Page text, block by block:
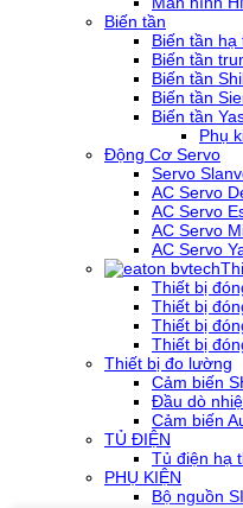
Biến tần
Biến tần hạ
Biến tần
Biến tần
Biến tần
Biến tần
Phụ
Động Cơ Servo
Servo
AC Servo
AC Servo
AC Servo
AC Servo
Thiết bị
Thiết bị
Thiết bị
Thiết bị
Thiết bị đo lường
Cảm biến
Đầu dò
Cảm biến
TỦ ĐIỆN
Tủ điện hạ
PHỤ KIỆN
Bộ nguồn